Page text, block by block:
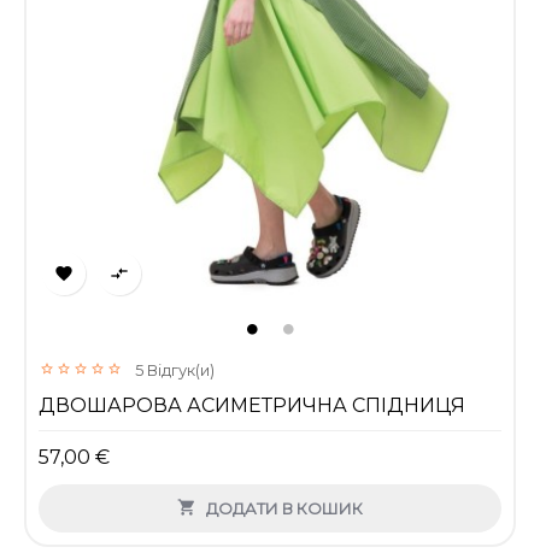
 
5 Відгук(и)
ДВОШАРОВА АСИМЕТРИЧНА СПІДНИЦЯ
57,00 €
 ДОДАТИ В КОШИК